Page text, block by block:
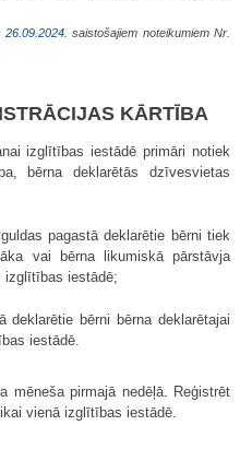
26.09.2024. saistošajiem noteikumiem Nr.
KĀRTĪBA
izglītības iestādē primāri notiek
bērna deklarētās dzīvesvietas
pagastā deklarētie bērni tiek
vai bērna likumiskā pārstāvja
izglītības iestādē;
deklarētie bērni bērna deklarētajai
iestādē.
mēneša pirmajā nedēļā. Reģistrēt
vienā izglītības iestādē.